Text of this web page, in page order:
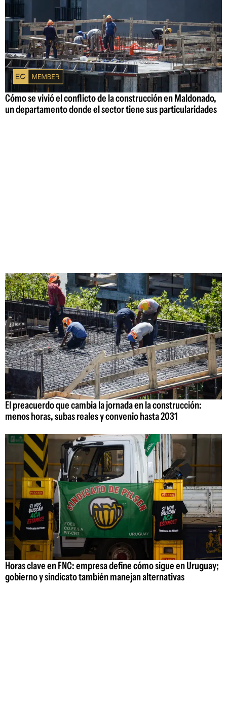
Cómo se vivió el conflicto de la construcción en Maldonado,
un departamento donde el sector tiene sus particularidades
El preacuerdo que cambia la jornada en la construcción:
menos horas, subas reales y convenio hasta 2031
Horas clave en FNC: empresa define cómo sigue en Uruguay;
gobierno y sindicato también manejan alternativas